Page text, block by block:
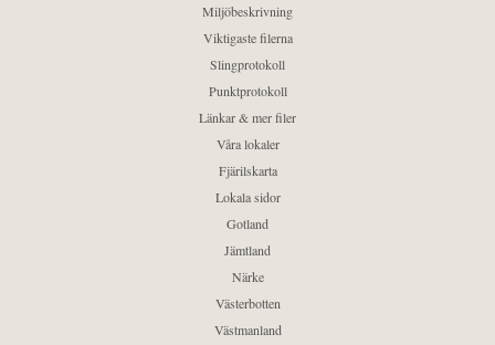
Miljöbeskrivning
Viktigaste filerna
Slingprotokoll
Punktprotokoll
Länkar & mer filer
Våra lokaler
Fjärilskarta
Lokala sidor
Gotland
Jämtland
Närke
Västerbotten
Västmanland